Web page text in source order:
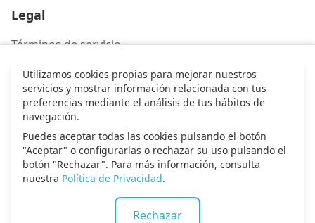
Legal
Términos de servicio
Política de privacidad
Contacto
Escríbenos
© 2026 Alma de alabanza. Todos los derechos
reservados.
Utilizamos cookies propias para mejorar nuestros
servicios y mostrar información relacionada con tus
preferencias mediante el análisis de tus hábitos de
navegación.
Puedes aceptar todas las cookies pulsando el botón
"Aceptar" o configurarlas o rechazar su uso pulsando el
botón "Rechazar". Para más información, consulta
nuestra Política de Privacidad.
Rechazar